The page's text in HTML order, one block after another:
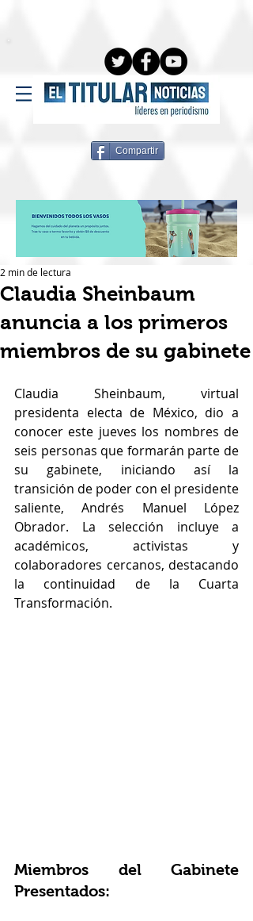
Compartir
Claudia Sheinbaum
anuncia a los primeros
miembros de su gabinete
2 min de lectura
Claudia Sheinbaum, virtual
presidenta electa de México, dio a
conocer este jueves los nombres de
seis personas que formarán parte de
su gabinete, iniciando así la
transición de poder con el presidente
saliente, Andrés Manuel López
Obrador. La selección incluye a
académicos, activistas y
colaboradores cercanos, destacando
la continuidad de la Cuarta
Transformación.
Miembros del Gabinete
Presentados: